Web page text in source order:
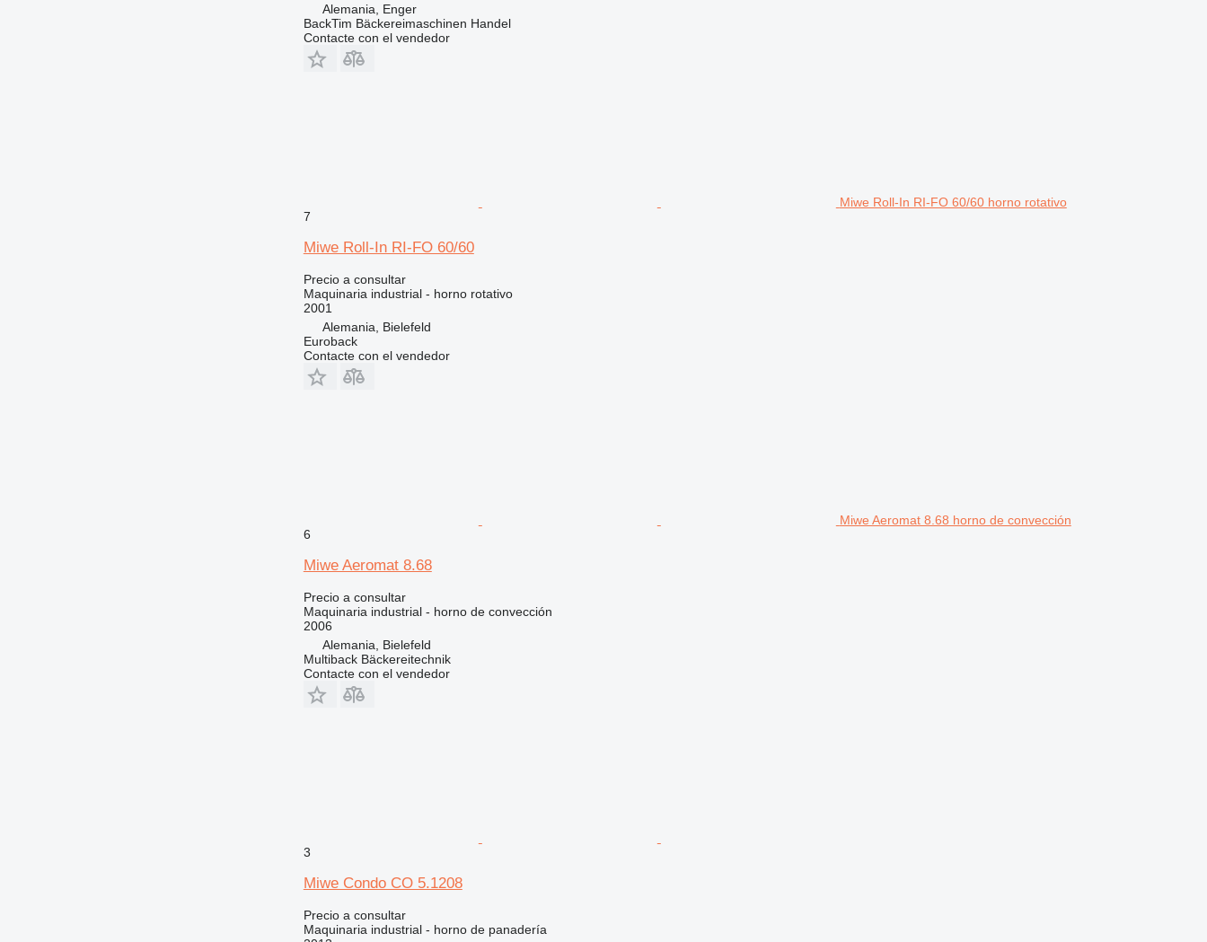
Alemania, Enger
BackTim Bäckereimaschinen Handel
Contacte con el vendedor
Miwe Roll-In RI-FO 60/60 horno rotativo
7
Miwe Roll-In RI-FO 60/60
Precio a consultar
Maquinaria industrial - horno rotativo
2001
Alemania, Bielefeld
Euroback
Contacte con el vendedor
Miwe Aeromat 8.68 horno de convección
6
Miwe Aeromat 8.68
Precio a consultar
Maquinaria industrial - horno de convección
2006
Alemania, Bielefeld
Multiback Bäckereitechnik
Contacte con el vendedor
3
Miwe Condo CO 5.1208
Precio a consultar
Maquinaria industrial - horno de panadería